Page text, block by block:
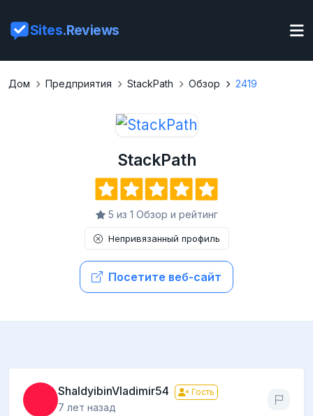
Sites.Reviews
Дом Предприятия StackPath Обзор 2419
StackPath
5 из 1 Обзор и рейтинг
Непривязанный профиль
Посетите веб-сайт
ShaldyibinVladimir54 Гость
7 лет назад